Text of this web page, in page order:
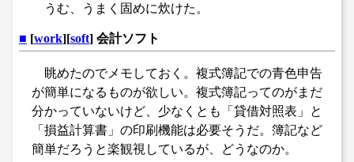
うむ、うまく固めに炊けた。
■ [work][soft] 会計ソフト
眺めたのでメモしておく。複式簿記での青色申告
が簡単になるものが欲しい。複式簿記ってのがまだ
分かっていないけど、少なくとも「貸借対照表」と
「損益計算書」の印刷機能は必要そうだ。簿記など
簡単だろうと楽観視しているが、どうなのか。